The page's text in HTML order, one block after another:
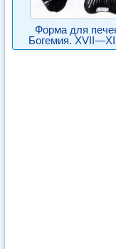
Форма для
Богемия.